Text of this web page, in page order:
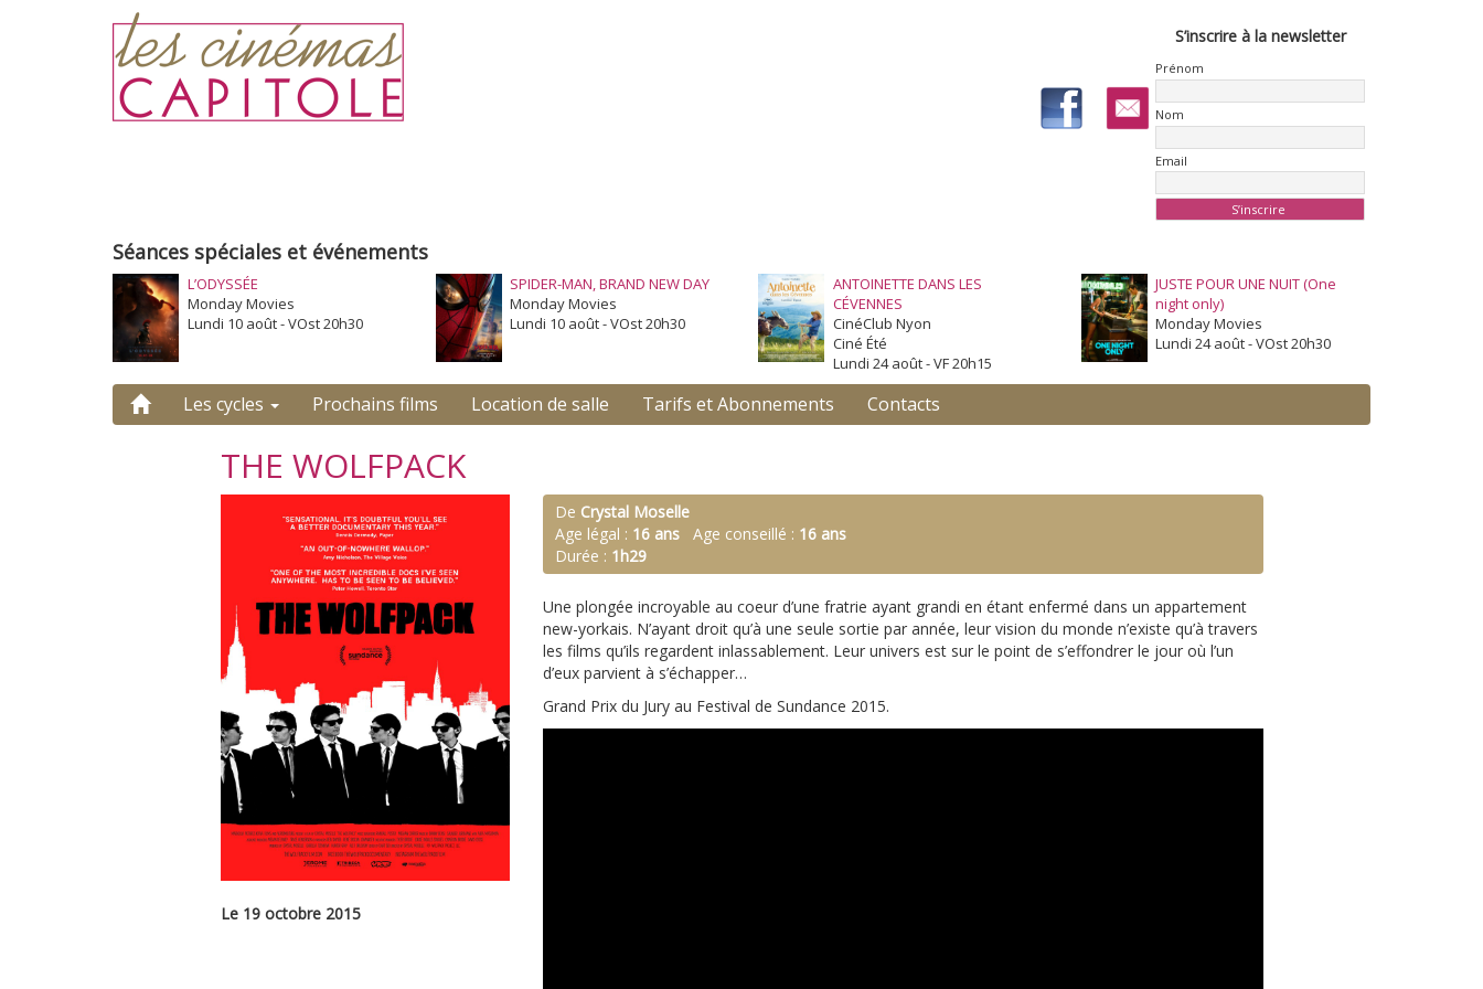
S’inscrire à la newsletter
Prénom
Nom
Email
Séances spéciales et événements
L’ODYSSÉE
Monday Movies
Lundi 10 août - VOst 20h30
SPIDER-MAN, BRAND NEW DAY
Monday Movies
Lundi 10 août - VOst 20h30
ANTOINETTE DANS LES
CÉVENNES
CinéClub Nyon
Ciné Été
Lundi 24 août - VF 20h15
JUSTE POUR UNE NUIT (One
night only)
Monday Movies
Lundi 24 août - VOst 20h30
Les cycles Prochains films Location de salle Tarifs et Abonnements Contacts
THE WOLFPACK
Le 19 octobre 2015
De Crystal Moselle
Age légal : 16 ans Age conseillé : 16 ans
Durée : 1h29
Une plongée incroyable au coeur d’une fratrie ayant grandi en étant enfermé dans un appartement
new-yorkais. N’ayant droit qu’à une seule sortie par année, leur vision du monde n’existe qu’à travers
les films qu’ils regardent inlassablement. Leur univers est sur le point de s’effondrer le jour où l’un
d’eux parvient à s’échapper…
Grand Prix du Jury au Festival de Sundance 2015.